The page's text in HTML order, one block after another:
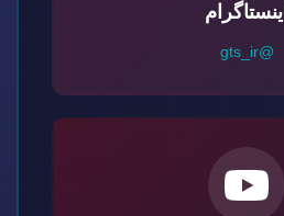
اینستاگرام
@gts_ir